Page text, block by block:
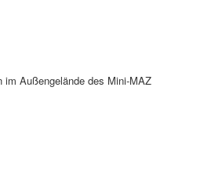
Außengelände des Mini-MAZ